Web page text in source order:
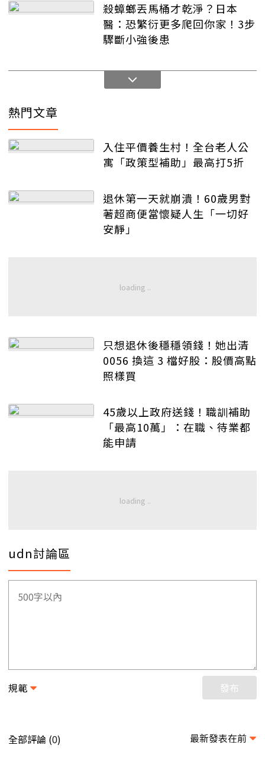
殺蟑螂丟馬桶才乾淨？日本
醫：恐繁衍更多爬回你家！3步
驟斷小強後患
熱門文章
入住平價養生村！全台老人公
寓「政策型補助」最高打5折
退休第一天就崩潰！60歲男對
著超商便當懷疑人生「一切好
安靜」
只想退休後穩穩領錢！她出清
0056 換這 3 檔好股：股價高點
照樣買
45歲以上政府送錢！職訓補助
「最高10萬」：在職、待業都
能申請
udn討論區
規範 發布
全部評論 (0) 最新發表在前